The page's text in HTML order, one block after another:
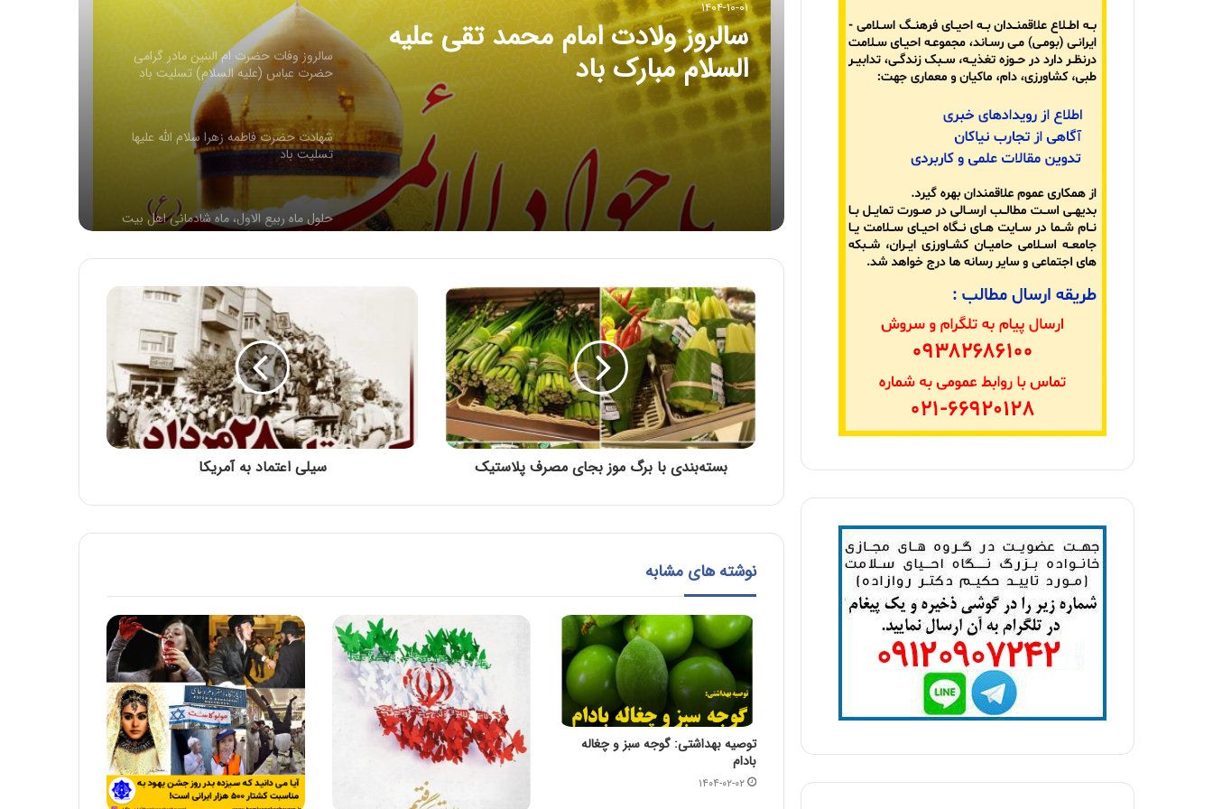
۱۴۰۴-۱۰-۰۱
سالروز ولادت امام محمد تقی عليه
السلام مبارک باد
سالروز وفات حضرت ام البنین مادر گرامی
حضرت عباس (علیه السلام) تسلیت باد
شهادت حضرت فاطمه زهرا سلام الله علیها
تسلیت باد
حلول ماه ربیع الاول، ماه شادمانی اهل بیت
علیهم السلام مبارک باد
اربعین حسینی تسلیت باد
بیان احوال شهرهای رومیّه و کیفیّت تدبیر آن:
ماه رومی ایار
شهادت رئیس مذهب تشیع امام جعفر صادق
علیه السلام تسلیت باد
باد
حلول ماه رجب المرجب و ولادت امام محمد
باقر علیه السلام بر همگان مبارک باد
سالروز ولادت امام محمد تقی عليه السلام
مبارک باد
بسته‌بندی با برگ موز بجای مصرف پلاستیک سیلی اعتماد به آمریکا
نوشته های مشابه
توصیه بهداشتی: گوجه سبز و چغاله
بادام
۱۴۰۴-۰۲-۰۲